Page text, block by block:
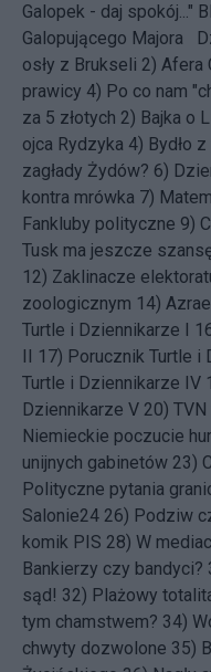
Galopek - daj spokój..."
Galopującego Majora
osły z Brukseli 2) Afera
prawicy 4) Po co nam
za 5 złotych 2) Bajka o
ojca Rydzyka 4) Bydło
zagłady Żydów? 6)
kontra mrówka 7)
Fankluby polityczne 9)
Tusk ma jeszcze
12) Zaklinacze
zoologicznym 14)
Turtle i Dziennikarze I
II 17) Porucznik Turtle i
Turtle i Dziennikarze IV
Dziennikarze V 20)
Niemieckie poczucie
unijnych gabinetów 23)
Polityczne pytania
Salonie24 26) Podziw
komik PIS 28) W
Bankierzy czy bandyci?
sąd! 32) Plażowy
tym chamstwem? 34)
chwyty dozwolone 35)